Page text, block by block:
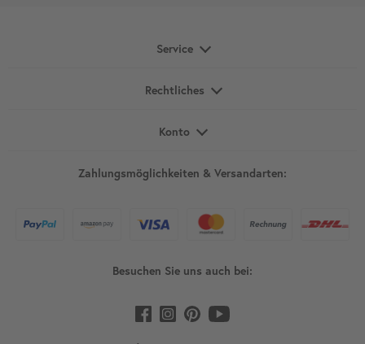
Service
Rechtliches
Konto
Zahlungsmöglichkeiten & Versandarten:
Besuchen Sie uns auch bei: